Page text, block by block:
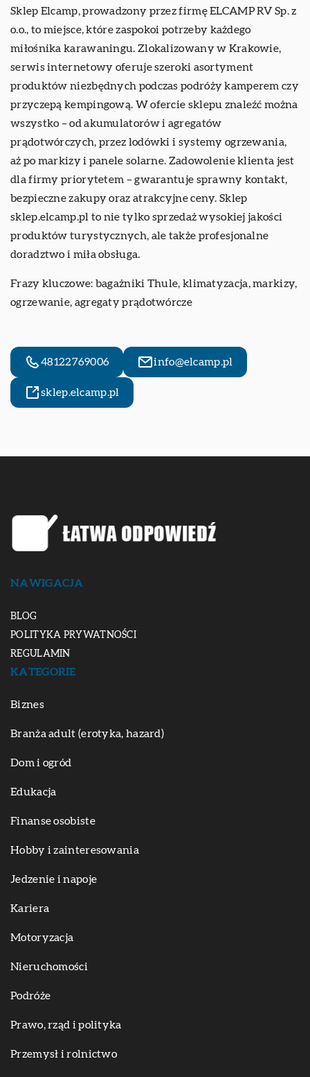
Sklep Elcamp, prowadzony przez firmę ELCAMP RV Sp. z
o.o., to miejsce, które zaspokoi potrzeby każdego
miłośnika karawaningu. Zlokalizowany w Krakowie,
serwis internetowy oferuje szeroki asortyment
produktów niezbędnych podczas podróży kamperem czy
przyczepą kempingową. W ofercie sklepu znaleźć można
wszystko – od akumulatorów i agregatów
prądotwórczych, przez lodówki i systemy ogrzewania,
aż po markizy i panele solarne. Zadowolenie klienta jest
dla firmy priorytetem – gwarantuje sprawny kontakt,
bezpieczne zakupy oraz atrakcyjne ceny. Sklep
sklep.elcamp.pl to nie tylko sprzedaż wysokiej jakości
produktów turystycznych, ale także profesjonalne
doradztwo i miła obsługa.
Frazy kluczowe: bagażniki Thule, klimatyzacja, markizy,
ogrzewanie, agregaty prądotwórcze
48122769006 info@elcamp.pl
sklep.elcamp.pl
NAWIGACJA
BLOG
POLITYKA PRYWATNOŚCI
REGULAMIN
KATEGORIE
Biznes
Branża adult (erotyka, hazard)
Dom i ogród
Edukacja
Finanse osobiste
Hobby i zainteresowania
Jedzenie i napoje
Kariera
Motoryzacja
Nieruchomości
Podróże
Prawo, rząd i polityka
Przemysł i rolnictwo